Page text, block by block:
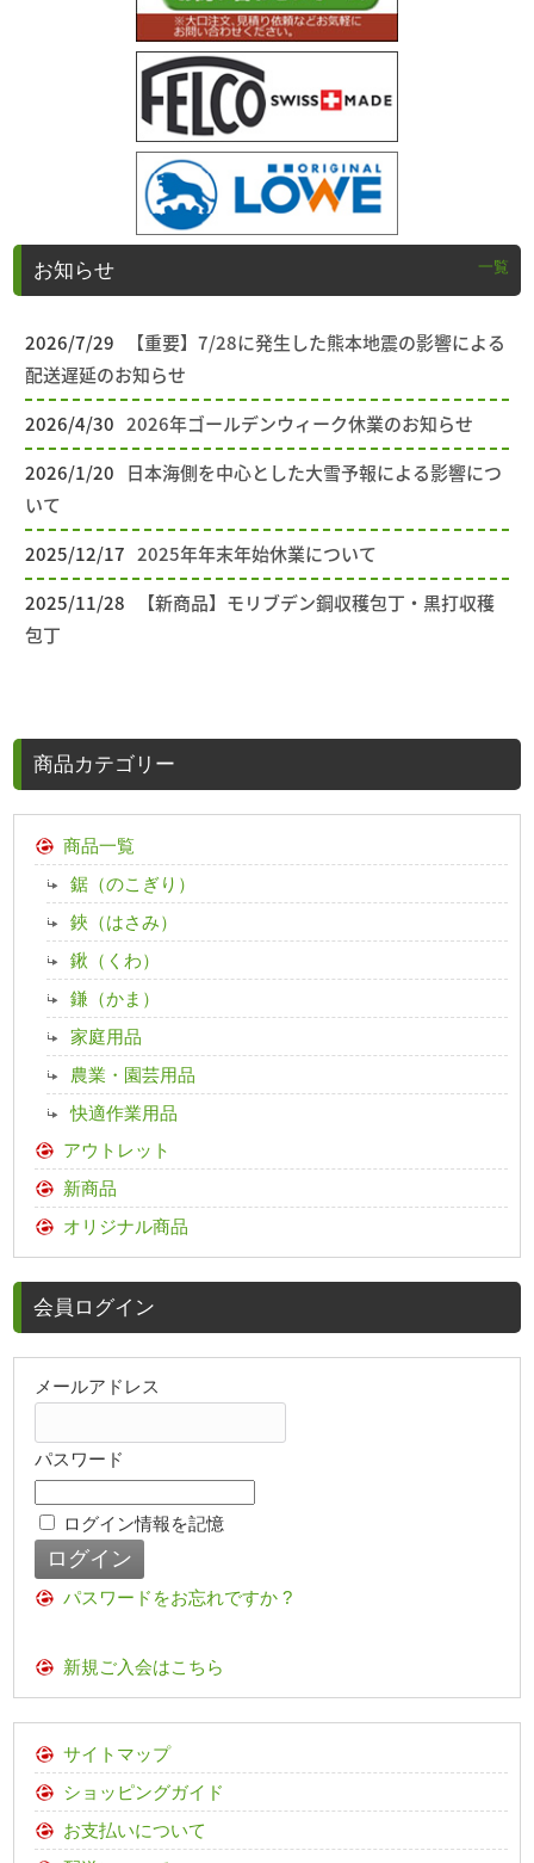
お知らせ 一覧
2026/7/29
【重要】7/28に発生した熊本地震の影響による
配送遅延のお知らせ
2026/4/30 2026年ゴールデンウィーク休業のお知らせ
2026/1/20
日本海側を中心とした大雪予報による影響につ
いて
2025/12/17 2025年年末年始休業について
2025/11/28
【新商品】モリブデン鋼収穫包丁・黒打収穫
包丁
商品カテゴリー
商品一覧
鋸（のこぎり）
鋏（はさみ）
鍬（くわ）
鎌（かま）
家庭用品
農業・園芸用品
快適作業用品
アウトレット
新商品
オリジナル商品
会員ログイン
メールアドレス
パスワード
ログイン情報を記憶
パスワードをお忘れですか ?
新規ご入会はこちら
サイトマップ
ショッピングガイド
お支払いについて